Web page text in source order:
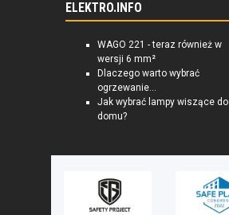
ELEKTRO.INFO
WAGO 221 - teraz również w
wersji 6 mm²
Dlaczego warto wybrać
ogrzewanie...
Jak wybrać lampy wiszące do
domu?